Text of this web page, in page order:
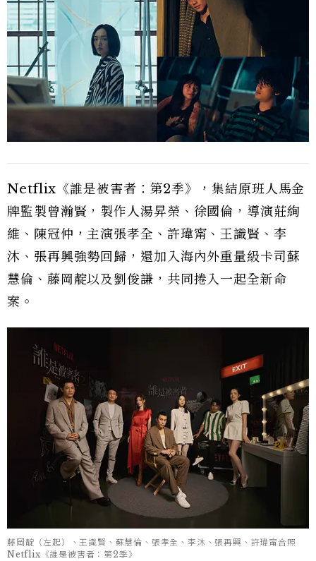
Netflix《誰是被害者：第2季》，集結原班人馬金
牌監製曾瀚賢，製作人湯昇榮、徐國倫，導演莊絢
維、陳冠仲，主演張孝全、許瑋甯、王識賢、李
沐、張再興強勢回歸，還加入海內外重量級卡司蘇
慧倫、藤岡靛以及劉俊謙，共同捲入一起全新命
案。
藤岡靛（左起）、王識賢、蘇慧倫、張孝全、李沐、張再興、許瑋甯合照
Netflix《誰是被害者：第2季》